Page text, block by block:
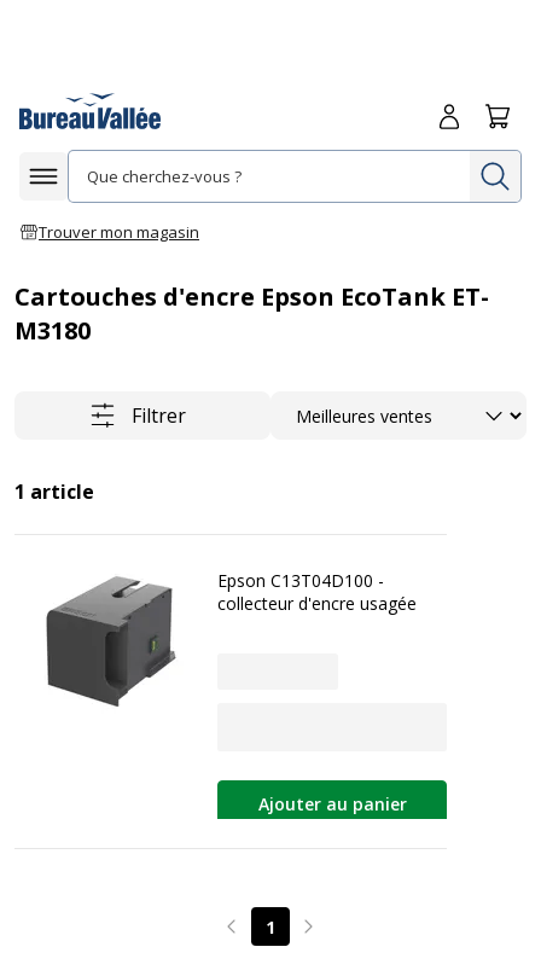
Afficher la navigation
Trouver mon magasin
Me
Cartouches d'encre Epson EcoTank ET-
M3180
Filtrer Trier
1 article
Epson C13T04D100 -
collecteur d'encre usagée
Ajouter au panier
Page précédente
1 Page suivante